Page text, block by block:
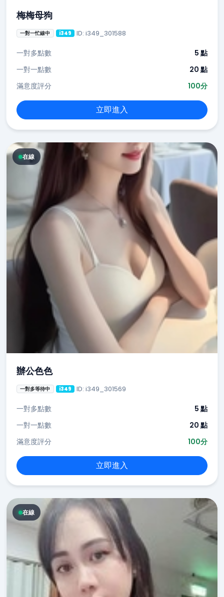
梅梅母狗
一對一忙線中 i349 ID: i349_301588
一對多點數
5 點
一對一點數
20 點
滿意度評分
100分
立即進入
在線
辦公色色
一對多等待中 i349 ID: i349_301569
一對多點數
5 點
一對一點數
20 點
滿意度評分
100分
立即進入
在線